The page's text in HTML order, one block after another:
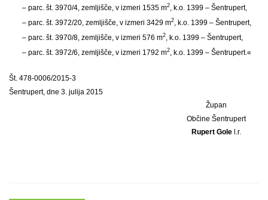
– parc. št. 3970/4, zemljišče, v izmeri 1535 m2, k.o. 1399 – Šentrupert,
– parc. št. 3972/20, zemljišče, v izmeri 3429 m2, k.o. 1399 – Šentrupert,
– parc. št. 3970/8, zemljišče, v izmeri 576 m2, k.o. 1399 – Šentrupert,
– parc. št. 3972/6, zemljišče, v izmeri 1792 m2, k.o. 1399 – Šentrupert.«
Št. 478-0006/2015-3
Šentrupert, dne 3. julija 2015
Župan
Občine Šentrupert
Rupert Gole l.r.